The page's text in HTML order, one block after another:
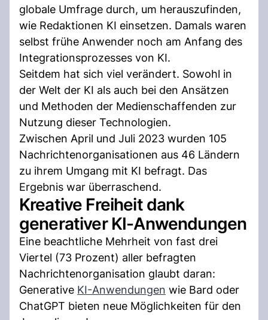
globale Umfrage durch, um herauszufinden,
wie Redaktionen KI einsetzen. Damals waren
selbst frühe Anwender noch am Anfang des
Integrationsprozesses von KI.
Seitdem hat sich viel verändert. Sowohl in
der Welt der KI als auch bei den Ansätzen
und Methoden der Medienschaffenden zur
Nutzung dieser Technologien.
Zwischen April und Juli 2023 wurden 105
Nachrichtenorganisationen aus 46 Ländern
zu ihrem Umgang mit KI befragt. Das
Ergebnis war überraschend.
Kreative Freiheit dank
generativer KI-Anwendungen
Eine beachtliche Mehrheit von fast drei
Viertel (73 Prozent) aller befragten
Nachrichtenorganisation glaubt daran:
Generative KI-Anwendungen wie Bard oder
ChatGPT bieten neue Möglichkeiten für den